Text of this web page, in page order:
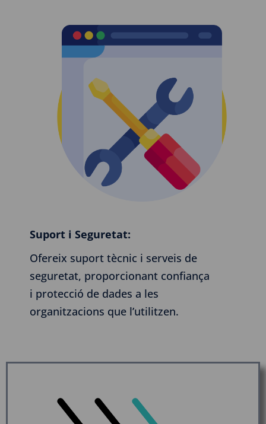
Suport i Seguretat:
Ofereix suport tècnic i serveis de
seguretat, proporcionant confiança
i protecció de dades a les
organitzacions que l’utilitzen.